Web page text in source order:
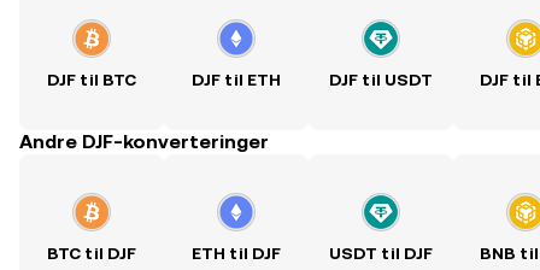
DJF til BTC DJF til ETH DJF til USDT DJF til
Andre DJF-konverteringer
BTC til DJF ETH til DJF USDT til DJF BNB til